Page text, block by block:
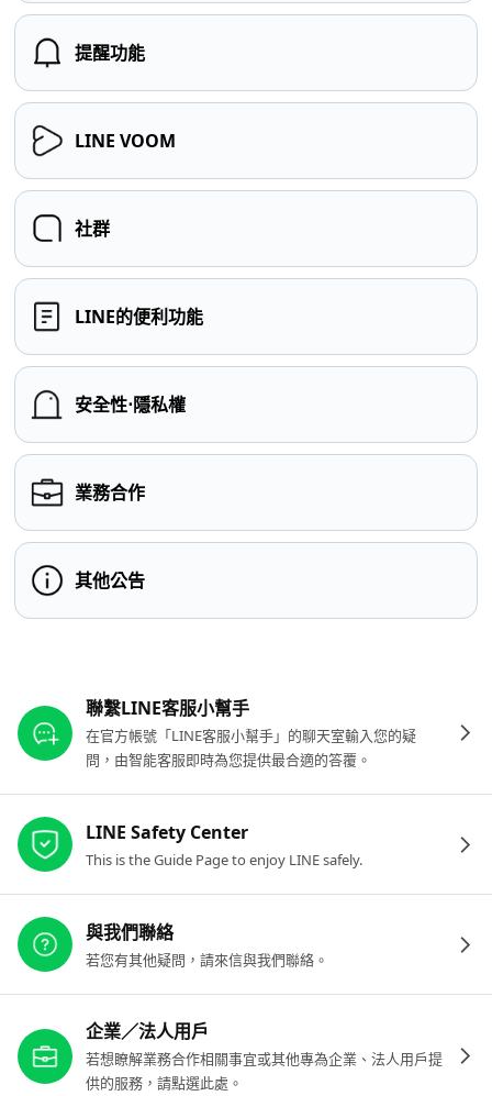
提醒功能
LINE VOOM
社群
LINE的便利功能
安全性⋅隱私權
業務合作
其他公告
聯繫LINE客服小幫手
在官方帳號「LINE客服小幫手」的聊天室輸入您的疑
問，由智能客服即時為您提供最合適的答覆。
LINE Safety Center
This is the Guide Page to enjoy LINE safely.
與我們聯絡
若您有其他疑問，請來信與我們聯絡。
企業／法人用戶
若想瞭解業務合作相關事宜或其他專為企業、法人用戶提
供的服務，請點選此處。